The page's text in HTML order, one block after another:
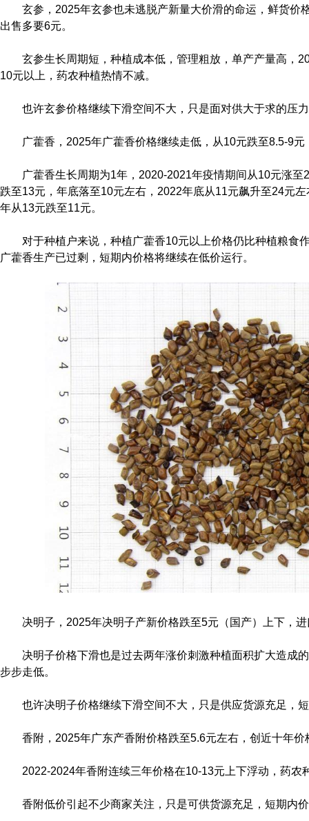
玄参，2025年玄参也未逃脱产新量大价滑的命运，鲜货价
出售多要6元。
玄参生长周期短，种植成本低，管理粗放，单产产量高，
10元以上，药农种植热情不减。
也许玄参价格继续下滑空间不大，只是面对供大于求的压
广藿香，2025年广藿香价格继续走低，从10元跌至8.5-9
广藿香生长周期为1年，2020-2021年疫情期间从10元涨
跌至13元，年底落至10元左右，2022年底从11元飙升至24元
年从13元跌至11元。
对于种植户来说，种植广藿香10元以上价格仍比种植粮食
广藿香生产已过剩，短期内价格将继续在低价运行。
决明子，2025年决明子产新价格跌至5元（国产）上下，
决明子价格下滑也是过去两年涨价刺激种植面积扩大造成
步步走低。
也许决明子价格继续下滑空间不大，只是供应货源充足，
香附，2025年广东产香附价格跌至5.6元左右，创近十年价
2022-2024年香附连续三年价格在10-13元上下浮动，药农
香附低价引起不少商家关注，只是可供货源充足，短期内